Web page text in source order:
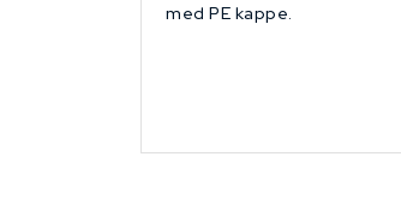
med PE kappe.